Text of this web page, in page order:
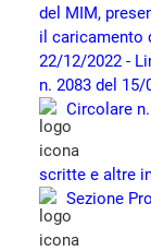
del MIM,
il caricamento
22/12/2022 -
n. 2083 del 15/
Circolare
scritte e altre
Sezione